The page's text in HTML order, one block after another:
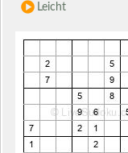
Leicht